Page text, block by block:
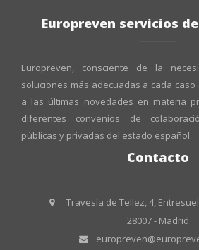
Europreven servicios
Europreven, consciente de la
soluciones más adecuadas a cada caso
a las últimas novedades en materia
diferentes convenios de
públicas y privadas del estado español.
Contacto
Travesía de Tellez, 4,
28007 - Madrid